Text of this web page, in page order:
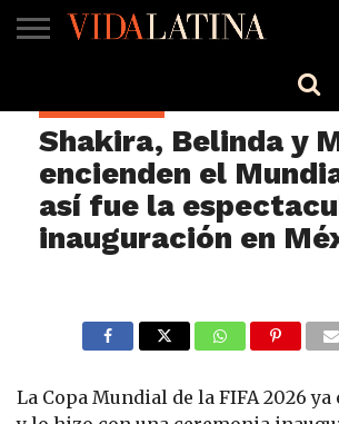
TV
Shakira, Belinda y
encienden el
así fue la
inauguración en
La Copa Mundial de la FIFA 2026